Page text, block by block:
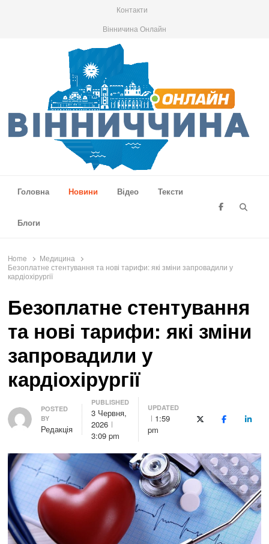
Контакти
Вінничина Онлайн
Головна
Новини Відео Тексти
Блоги
Home
Медицина
Безоплатне стентування та нові тарифи: які зміни запровадили у
кардіохірургії
Безоплатне стентування
та нові тарифи: які зміни
запровадили у
кардіохірургії
Author
POSTED
BY
Редакція
PUBLISHED
3 Червня,
2026
3:09 pm
UPDATED
1:59
pm
X (Twitter)Facebook